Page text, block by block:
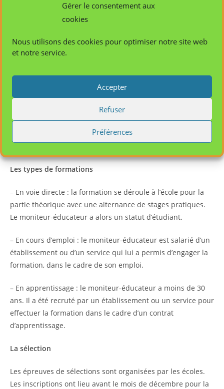
Gérer le consentement aux
cookies
Nous utilisons des cookies pour optimiser notre site web
et notre service.
Accepter
Refuser
Préférences
l’organisation. Enfin, il s’épanouit dans le travail d’équipe.
Accès au métier
Un certificat d’aptitude
moniteur-éducateur (DE ME). Elle dure deux ans et est
dispensée par des écoles agréées par le Ministère de
l’Emploi et de la Solidarité. Dans la Région Centre, deux
écoles sont agréées :
– l’Ecole Régionale en Travail Social d’Olivet
– l’Institut en Travail Social de Tours
Les types de formations
– En voie directe : la formation se déroule à l’école pour la
partie théorique avec une alternance de stages pratiques.
Le moniteur-éducateur a alors un statut d’étudiant.
– En cours d’emploi : le moniteur-éducateur est salarié d’un
établissement ou d’un service qui lui a permis d’engager la
formation, dans le cadre de son emploi.
– En apprentissage : le moniteur-éducateur a moins de 30
ans. Il a été recruté par un établissement ou un service pour
effectuer la formation dans le cadre d’un contrat
d’apprentissage.
La sélection
Les épreuves de sélections sont organisées par les écoles.
Les inscriptions ont lieu avant le mois de décembre pour la